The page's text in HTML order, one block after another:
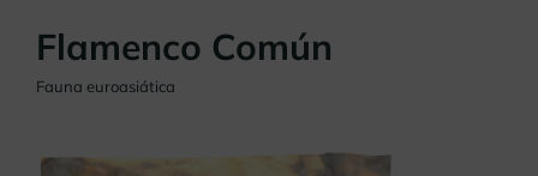
Flamenco Común
Fauna euroasiática